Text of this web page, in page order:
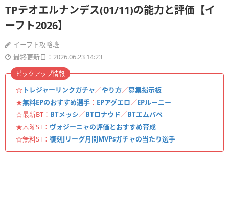
TPテオエルナンデス(01/11)の能力と評価【イ
ーフト2026】
イーフト攻略班
最終更新日：2026.06.23 14:23
☆ トレジャーリンクガチャ／やり方／募集掲示板
★無料EPのおすすめ選手 ： EPアグエロ／EPルーニー
☆最新BT： BTメッシ／BTロナウド／BTエムバペ
★木曜ST： ヴォジーニャの評価とおすすめ育成
☆無料ST： 復刻Jリーグ月間MVPsガチャの当たり選手
ピックアップ情報